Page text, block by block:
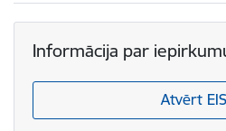
Informācija par
Atvērt EIS